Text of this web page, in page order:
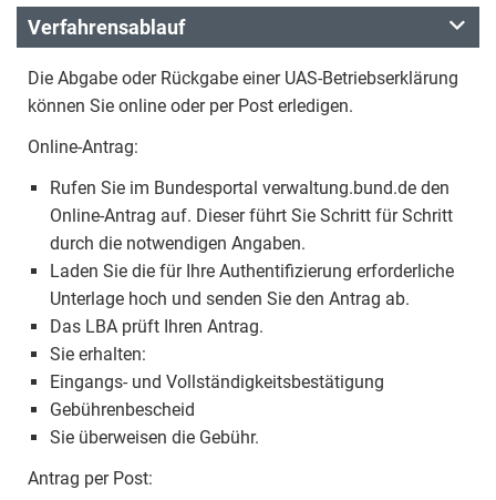
Verfahrensablauf
Die Abgabe oder Rückgabe einer UAS-Betriebserklärung
können Sie online oder per Post erledigen.
Online-Antrag:
Rufen Sie im Bundesportal verwaltung.bund.de den
Online-Antrag auf. Dieser führt Sie Schritt für Schritt
durch die notwendigen Angaben.
Laden Sie die für Ihre Authentifizierung erforderliche
Unterlage hoch und senden Sie den Antrag ab.
Das LBA prüft Ihren Antrag.
Sie erhalten:
Eingangs- und Vollständigkeitsbestätigung
Gebührenbescheid
Sie überweisen die Gebühr.
Antrag per Post: